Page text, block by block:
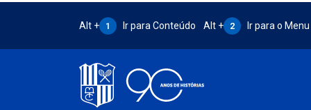
Atalho Alt + 1:
Alt + 1 Ir para Conteúdo Atalho Alt + 2:
Alt + 2 Ir para o Menu